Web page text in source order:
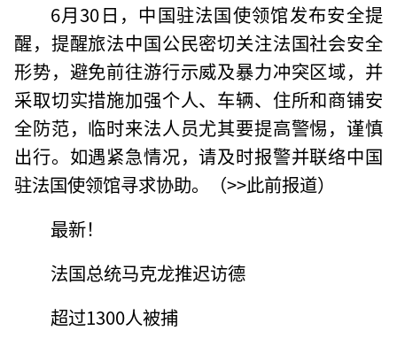
6月30日，中国驻法国使领馆发布安全提
醒，提醒旅法中国公民密切关注法国社会安全
形势，避免前往游行示威及暴力冲突区域，并
采取切实措施加强个人、车辆、住所和商铺安
全防范，临时来法人员尤其要提高警惕，谨慎
出行。如遇紧急情况，请及时报警并联络中国
驻法国使领馆寻求协助。（>>此前报道）
最新！
法国总统马克龙推迟访德
超过1300人被捕